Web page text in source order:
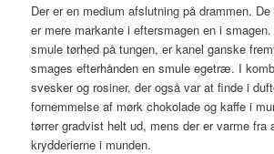
Der er en medium afslutning på drammen.
er mere markante i eftersmagen en i
smule tørhed på tungen, er kanel ganske
smages efterhånden en smule egetræ. I
svesker og rosiner, der også var at finde i
fornemmelse af mørk chokolade og kaffe i
tørrer gradvist helt ud, mens der er varme fra
krydderierne i munden.